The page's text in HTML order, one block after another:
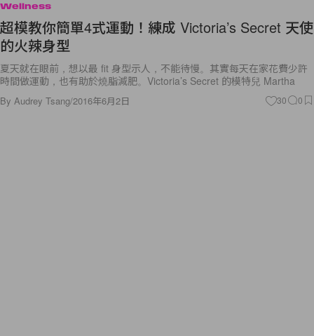
Wellness
超模教你簡單4式運動！練成 Victoria’s Secret 天使
的火辣身型
夏天就在眼前，想以最 fit 身型示人，不能待慢。其實每天在家花費少許
時間做運動，也有助於燒脂減肥。Victoria’s Secret 的模特兒 Martha
By Audrey Tsang/2016年6月2日 30 0